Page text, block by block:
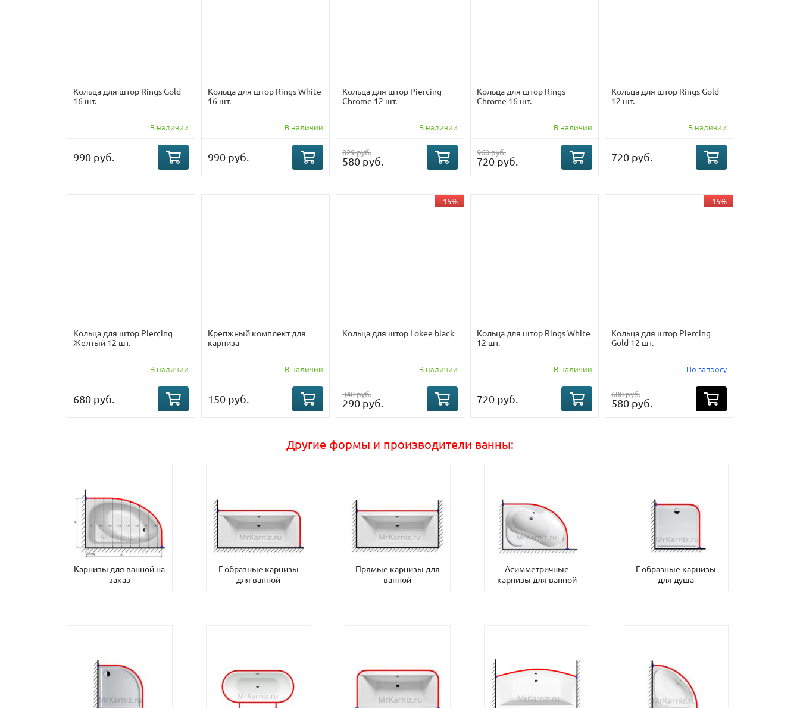
Кольца для штор Rings Gold
16 шт.
В наличии
990 руб.
Кольца для штор Rings White
16 шт.
В наличии
990 руб.
Кольца для штор Piercing
Chrome 12 шт.
В наличии
829 руб.
580 руб.
Кольца для штор Rings
Chrome 16 шт.
В наличии
960 руб.
720 руб.
Кольца для штор Rings Gold
12 шт.
В наличии
720 руб.
Кольца для штор Piercing
Желтый 12 шт.
В наличии
680 руб.
Крепжный комплект для
карниза
В наличии
150 руб.
-15%
Кольца для штор Lokee black
В наличии
340 руб.
290 руб.
Кольца для штор Rings White
12 шт.
В наличии
720 руб.
-15%
Кольца для штор Piercing
Gold 12 шт.
По запросу
680 руб.
580 руб.
Другие формы и производители ванны:
Карнизы для ванной на
заказ
Г образные карнизы
для ванной
Прямые карнизы для
ванной
Асимметричные
карнизы для ванной
Г образные карнизы
для душа